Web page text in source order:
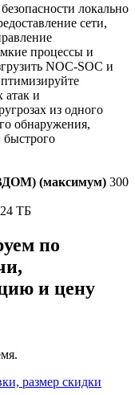
локально
сети,
процессы и
NOC-SOC и
атак и
из одного
обнаружения,
быстрого
(максимум) 300
24 ТБ
по
и цену
размер скидки